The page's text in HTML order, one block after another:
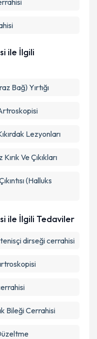
ile İlgili
Bağ) Yırtığı
Lezyonları
Ve Çıkıkları
(Halluks
ile İlgili Tedaviler
dirseği cerrahisi
Bileği Cerrahisi